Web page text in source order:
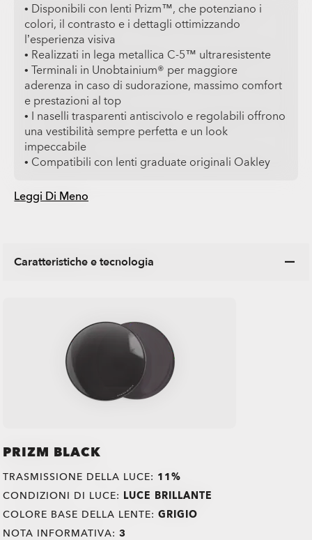
Leggi Di Meno
• Disponibili con lenti Prizm™, che potenziano i
colori, il contrasto e i dettagli ottimizzando
l’esperienza visiva
• Realizzati in lega metallica C-5™ ultraresistente
• Terminali in Unobtainium® per maggiore
aderenza in caso di sudorazione, massimo comfort
e prestazioni al top
• I naselli trasparenti antiscivolo e regolabili offrono
una vestibilità sempre perfetta e un look
impeccabile
• Compatibili con lenti graduate originali Oakley
Caratteristiche e tecnologia
PRIZM BLACK
TRASMISSIONE DELLA LUCE: 11%
CONDIZIONI DI LUCE: LUCE BRILLANTE
COLORE BASE DELLA LENTE:GRIGIO
NOTA INFORMATIVA:3